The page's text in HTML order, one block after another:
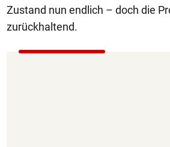
Zustand nun endlich – doch die
zurückhaltend.